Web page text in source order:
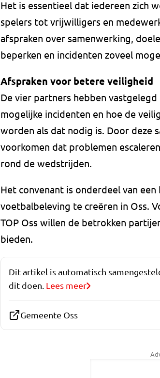
Het is essentieel dat iedereen zich
spelers tot vrijwilligers en
afspraken over samenwerking,
beperken en incidenten zoveel
Afspraken voor betere veiligheid
De vier partners hebben
mogelijke incidenten en hoe de
worden als dat nodig is. Door deze
voorkomen dat problemen
rond de wedstrijden.
Het convenant is onderdeel van
voetbalbeleving te creëren in Oss.
TOP Oss willen de betrokken
bieden.
Dit artikel is automatisch
dit doen. Lees meer
Gemeente Oss